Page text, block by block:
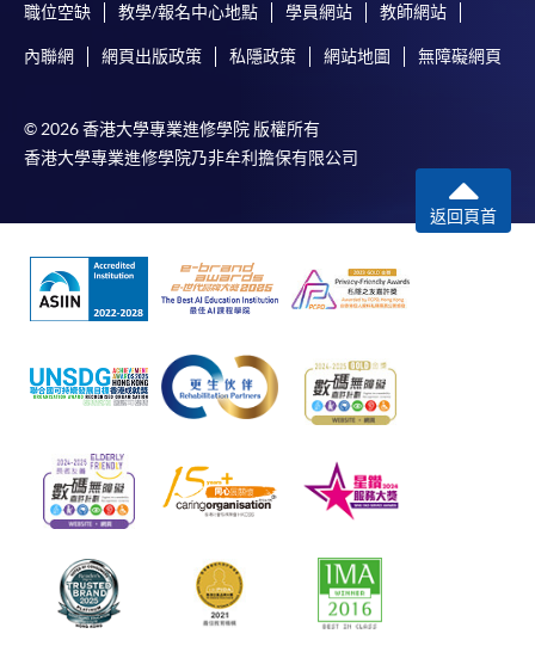
職位空缺 教學/報名中心地點 學員網站 教師網站
內聯網 網頁出版政策 私隱政策 網站地圖 無障礙網頁
© 2026 香港大學專業進修學院 版權所有
香港大學專業進修學院乃非牟利擔保有限公司
返回頁首